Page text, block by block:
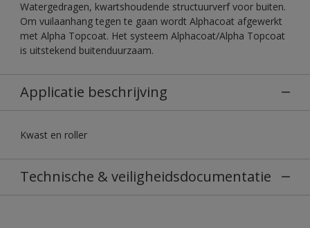
Watergedragen, kwartshoudende structuurverf voor buiten.
Om vuilaanhang tegen te gaan wordt Alphacoat afgewerkt
met Alpha Topcoat. Het systeem Alphacoat/Alpha Topcoat
is uitstekend buitenduurzaam.
Applicatie beschrijving
Kwast en roller
Technische & veiligheidsdocumentatie